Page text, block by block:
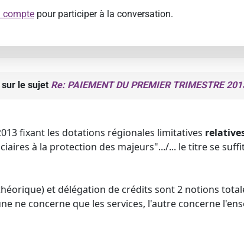
comptepour participer à la conversation.
le sujet Re: PAIEMENT DU PREMIER TRIMESTRE
fixant les dotations régionales limitatives
à la protection des majeurs".../... le titre se
et délégation de crédits sont 2 notions
ne concerne que les services, l'autre concerne